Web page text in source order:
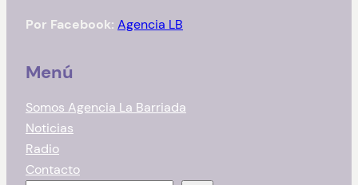
Por Facebook: Agencia LB
Menú
Somos Agencia La Barriada
Noticias
Radio
Contacto